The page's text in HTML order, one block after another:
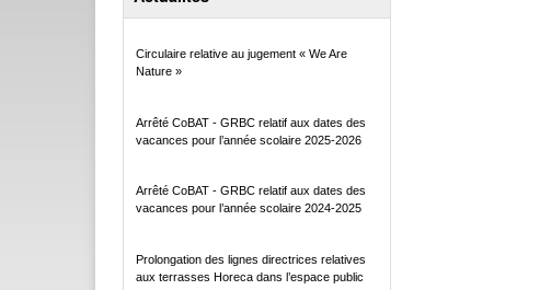
Circulaire relative au jugement « We Are
Nature »
Arrêté CoBAT - GRBC relatif aux dates des
vacances pour l’année scolaire 2025-2026
Arrêté CoBAT - GRBC relatif aux dates des
vacances pour l’année scolaire 2024-2025
Prolongation des lignes directrices relatives
aux terrasses Horeca dans l’espace public